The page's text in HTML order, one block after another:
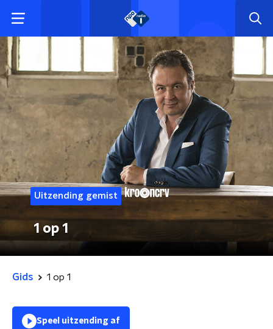
Uitzending gemist
1 op 1
Gids 1 op 1
Speel uitzending af